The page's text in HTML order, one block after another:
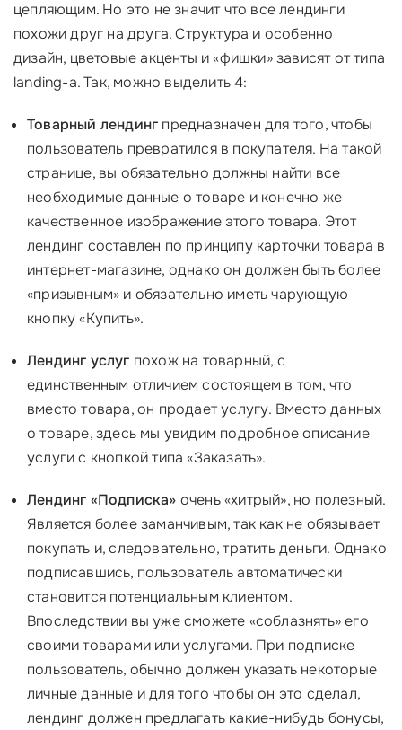
цепляющим. Но это не значит что все лендинги
похожи друг на друга. Структура и особенно
дизайн, цветовые акценты и «фишки» зависят от типа
landing-а. Так, можно выделить 4:
Товарный лендинг предназначен для того, чтобы
пользователь превратился в покупателя. На такой
странице, вы обязательно должны найти все
необходимые данные о товаре и конечно же
качественное изображение этого товара. Этот
лендинг составлен по принципу карточки товара в
интернет-магазине, однако он должен быть более
«призывным» и обязательно иметь чарующую
кнопку «Купить».
Лендинг услуг похож на товарный, с
единственным отличием состоящем в том, что
вместо товара, он продает услугу. Вместо данных
о товаре, здесь мы увидим подробное описание
услуги с кнопкой типа «Заказать».
Лендинг «Подписка» очень «хитрый», но полезный.
Является более заманчивым, так как не обязывает
покупать и, следовательно, тратить деньги. Однако
подписавшись, пользователь автоматически
становится потенциальным клиентом.
Впоследствии вы уже сможете «соблазнять» его
своими товарами или услугами. При подписке
пользователь, обычно должен указать некоторые
личные данные и для того чтобы он это сделал,
лендинг должен предлагать какие-нибудь бонусы,